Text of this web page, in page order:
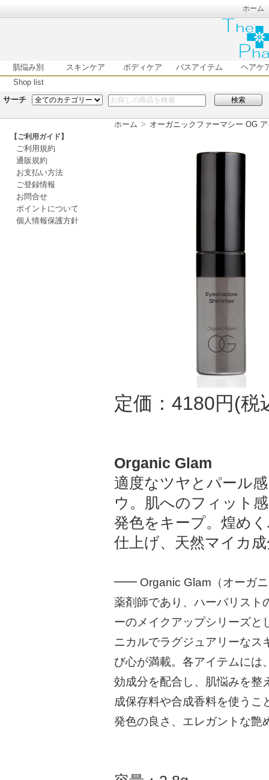
ホーム
肌悩み別 スキンケア ボディケア バスアイテム
ヘアケ
Shop list
サーチ
検索
ホーム オーガニックファーマシー OG
定価：4180円(税
Organic Glam
適度なツヤとパール
ウ。肌へのフィット
発色をキープ。煌め
仕上げ、天然マイカ
━━ Organic Glam（オーガ
薬剤師であり、ハーバリスト
ーのメイクアップシリーズと
ニカルでラグジュアリーなス
び心が満載。各アイテムには
効成分を配合し、肌悩みを整
成保存料や合成香料を使うこ
発色の良さ、エレガントな艶
【ご利用ガイド】
ご利用規約
通販規約
お支払い方法
ご登録情報
お問合せ
ポイントについて
個人情報保護方針